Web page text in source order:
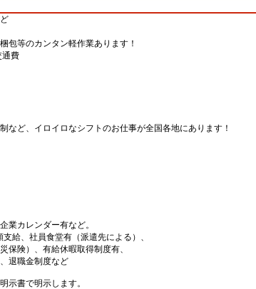
包等のカンタン軽作業あります！
通費
など、イロイロなシフトのお仕事が全国各地にあります！
業カレンダー有など。
給、社員食堂有（派遣先による）、
保険）、有給休暇取得制度有、
退職金制度など
示書で明示します。